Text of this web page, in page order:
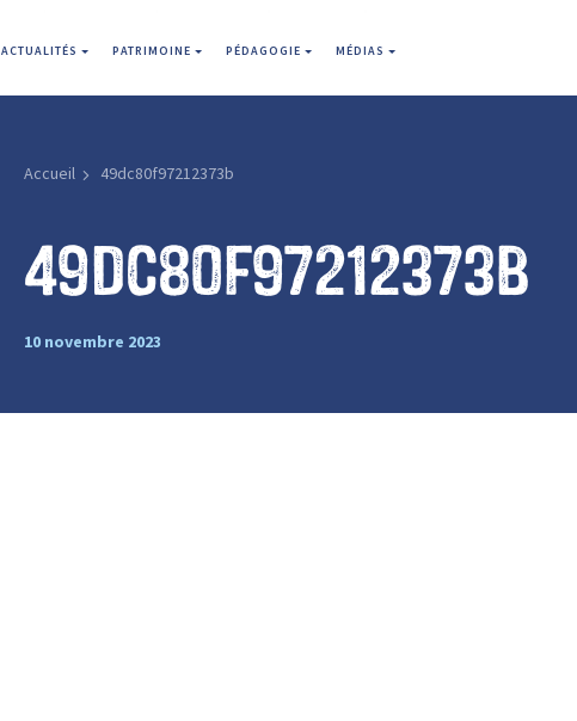
ACTUALITÉS PATRIMOINE PÉDAGOGIE MÉDIAS
Accueil 49dc80f97212373b
49dc80f97212373b
10 novembre 2023